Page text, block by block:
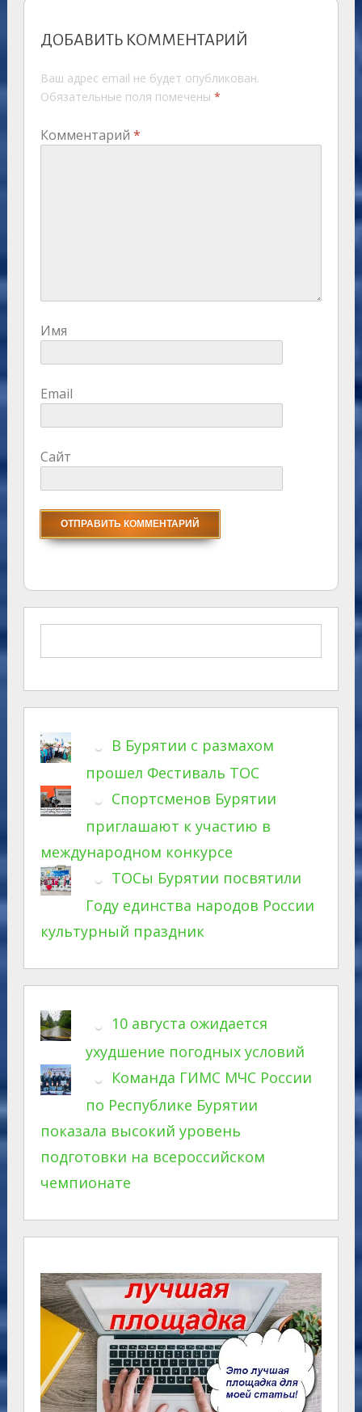
ДОБАВИТЬ КОММЕНТАРИЙ
Ваш адрес email не будет опубликован.
Обязательные поля помечены *
Комментарий *
Имя
Email
Сайт
В Бурятии с размахом
прошел Фестиваль ТОС
Спортсменов Бурятии
приглашают к участию в
международном конкурсе
ТОСы Бурятии посвятили
Году единства народов России
культурный праздник
10 августа ожидается
ухудшение погодных условий
Команда ГИМС МЧС России
по Республике Бурятии
показала высокий уровень
подготовки на всероссийском
чемпионате